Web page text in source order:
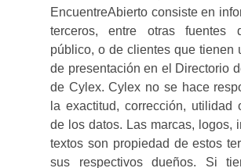
EncuentreAbierto consiste en
terceros, entre otras fuentes
público, o de clientes que tienen
de presentación en el Directorio
de Cylex. Cylex no se hace
la exactitud, corrección, utilidad
de los datos. Las marcas, logos,
textos son propiedad de estos
sus respectivos dueños. Si